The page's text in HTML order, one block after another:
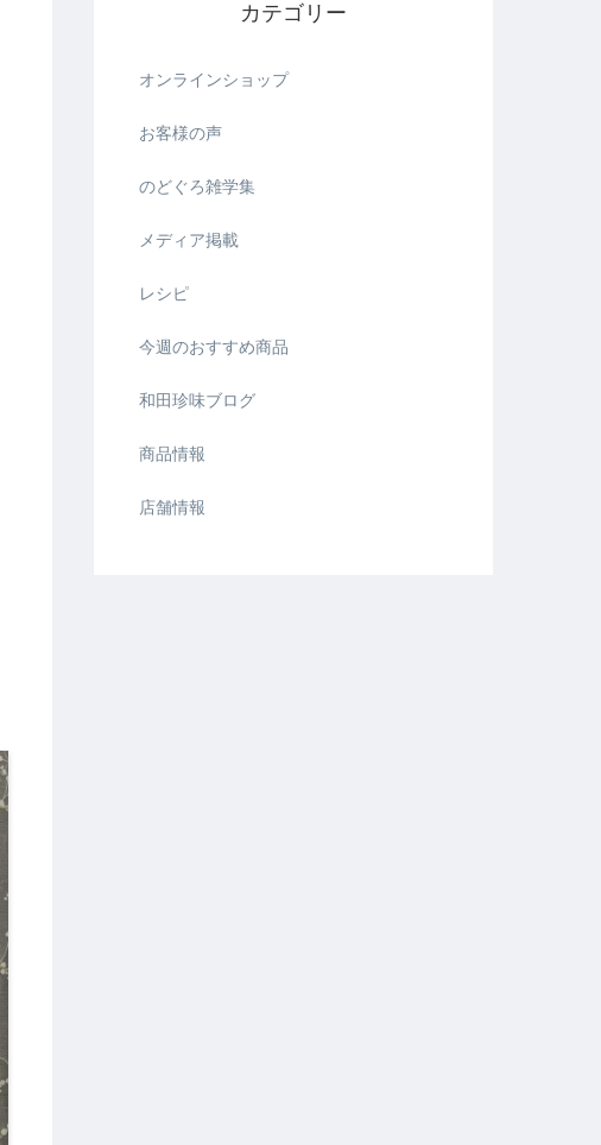
カテゴリー
オンラインショップ
お客様の声
のどぐろ雑学集
メディア掲載
レシピ
今週のおすすめ商品
和田珍味ブログ
商品情報
店舗情報